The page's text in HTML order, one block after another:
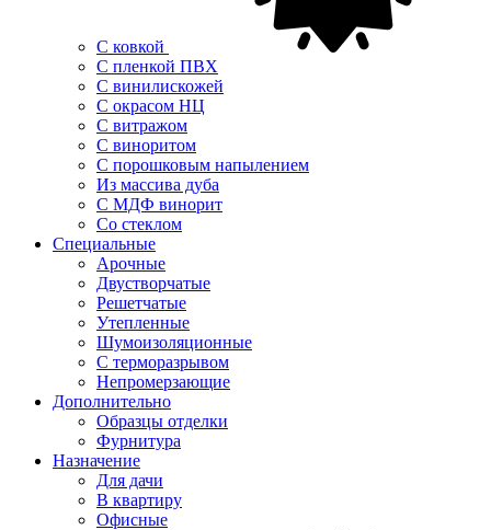
С ковкой
С пленкой ПВХ
С винилискожей
С окрасом НЦ
С витражом
С виноритом
С порошковым напылением
Из массива дуба
С МДФ винорит
Со стеклом
Специальные
Арочные
Двустворчатые
Решетчатые
Утепленные
Шумоизоляционные
С терморазрывом
Непромерзающие
Дополнительно
Образцы отделки
Фурнитура
Назначение
Для дачи
В квартиру
Офисные